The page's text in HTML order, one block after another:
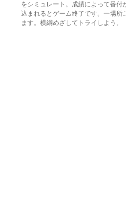
をシミュレート。成績によって番付
込まれるとゲーム終了です。一場所
ます。横綱めざしてトライしよう。